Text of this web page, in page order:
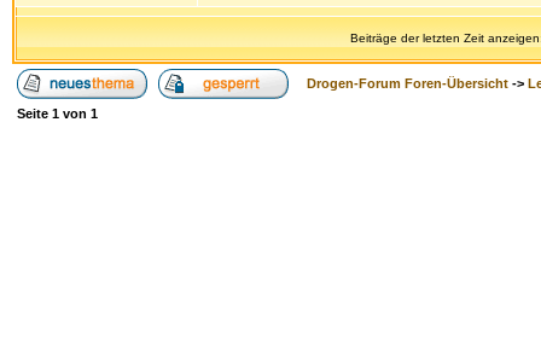
Beiträge der letzten Zeit
Drogen-Forum Foren-Übersicht ->
Seite 1 von 1